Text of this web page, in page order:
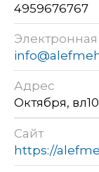
4959676767
Электронная
Адрес
Октября,
Сайт
https://